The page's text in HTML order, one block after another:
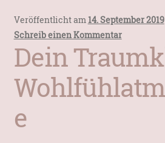
Accessoires
Kontakt / Öffnungszeiten
Warenkorb
Kasse
Veröffentlicht am14. September 2019
Schreib einen Kommentar
Dein
e